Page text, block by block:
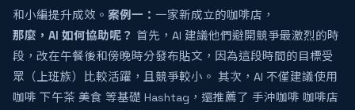
和小編提升成效。 案例一： 一家新成立的咖啡店，
那麼，AI 如何協助呢？ 首先，AI 建議他們避開競爭最激烈的時
段，改在午餐後和傍晚時分發布貼文，因為這段時間的目標受
眾（上班族）比較活躍，且競爭較小。 其次，AI 不僅建議使用
咖啡 下午茶 美食 等基礎 Hashtag，還推薦了 手沖咖啡 咖啡店